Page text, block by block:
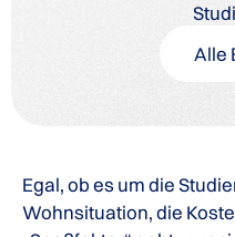
Alle
Egal, ob es um die
Wohnsituation, die